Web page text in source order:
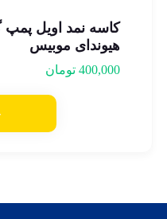
هیوندای موبیس
400,000 تومان